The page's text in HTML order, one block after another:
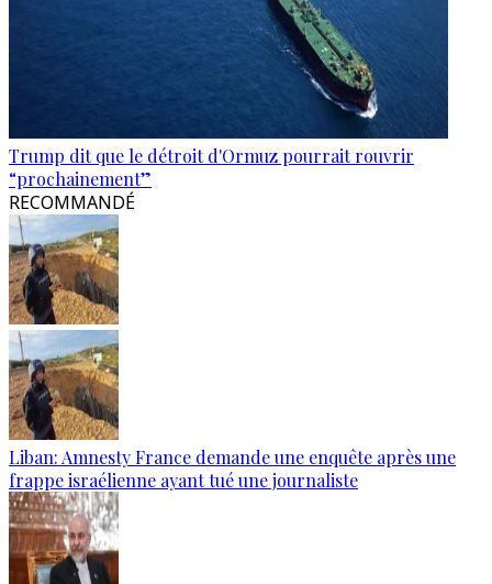
Trump dit que le détroit d'Ormuz pourrait rouvrir
“prochainement”
RECOMMANDÉ
Liban: Amnesty France demande une enquête après une
frappe israélienne ayant tué une journaliste